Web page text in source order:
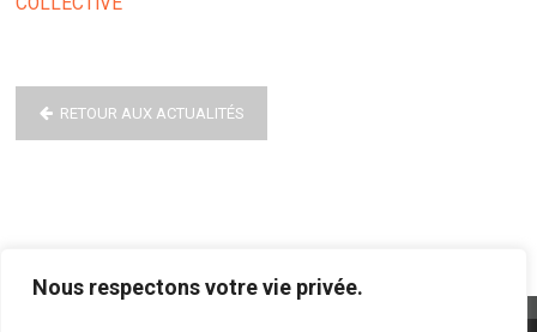
Nous respectons votre vie privée.
RETOUR AUX ACTUALITÉS